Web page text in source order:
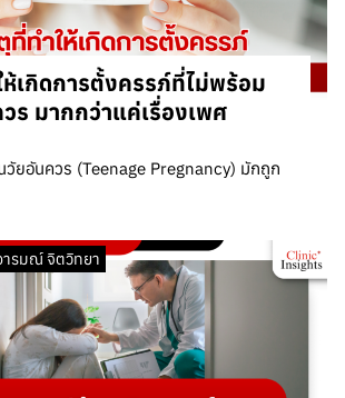
ห้เกิดการตั้งครรภ์ที่ไม่พร้อม
ร มากกว่าแค่เรื่องเพศ
วัยอันควร (Teenage Pregnancy) มักถูก
ารมณ์ จิตวิทยา